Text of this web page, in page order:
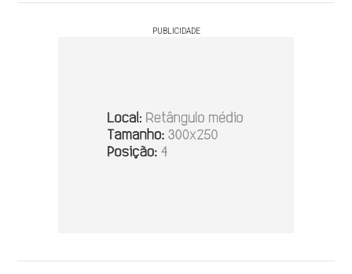
PUBLICIDADE